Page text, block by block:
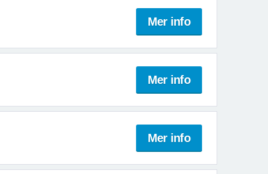
Mer info
Mer info
Mer info